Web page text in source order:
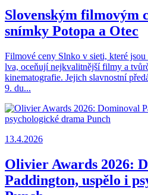
Slovenským filmovým
snímky Potopa a Otec
Filmové ceny Slnko v sieti, které
lva, oceňují nejkvalitnější filmy a
kinematografie. Jejich slavnostní
9. du...
13.4.2026
Olivier Awards 2026:
Paddington, uspělo i